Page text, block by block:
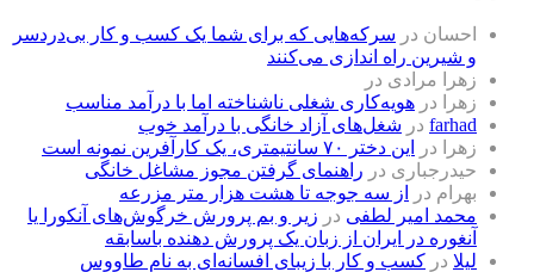
احسان در سرکه‌هایی که برای شما یک کسب و کار بی‌دردسر
و شیرین راه اندازی می‌کنند
زهرا مرادی در
زهرا
در هویه‌کاری شغلی ناشناخته اما با درآمد مناسب
farhad در شغل‌های آزاد خانگی با درآمد خوب
زهرا
در
این دختر ۷۰ سانتیمتری، یک کارآفرین نمونه است
حیدرجباری در راهنمای گرفتن مجوز مشاغل خانگی
بهرام در
از سه جوجه تا هشت هزار متر مزرعه
محمد امیر لطفی در زیر و بم پرورش خرگوش‌های آنکورا یا
آنغوره در ایران از زبان یک پرورش دهنده باسابقه
لیلا در کسب و کار با زیبای افسانه‌ای به نام طاووس